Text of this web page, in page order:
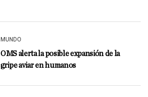
MUNDO
OMS alerta la posible expansión de la
gripe aviar en humanos